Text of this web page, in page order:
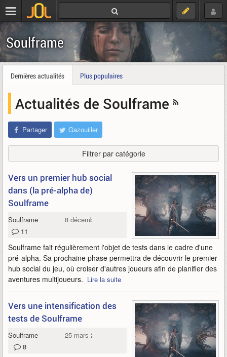
Soulframe
Dernières actualités Plus populaires
Actualités de Soulframe
Partager Gazouiller
Filtrer par catégorie
Vers un premier hub social
dans (la pré-alpha de)
Soulframe
Soulframe
8 décembre 2024
11
Soulframe fait régulièrement l'objet de tests dans le cadre d'une
pré-alpha. Sa prochaine phase permettra de découvrir le premier
hub social du jeu, où croiser d'autres joueurs afin de planifier des
aventures multijoueurs. Lire la suite
Vers une intensification des
tests de Soulframe
Soulframe
25 mars 2024
8